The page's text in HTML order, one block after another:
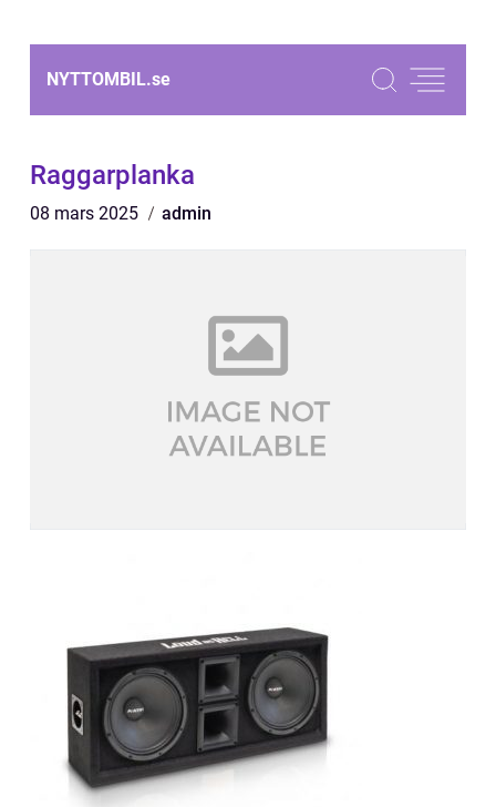
NYTTOMBIL.se
Raggarplanka
08 mars 2025 admin